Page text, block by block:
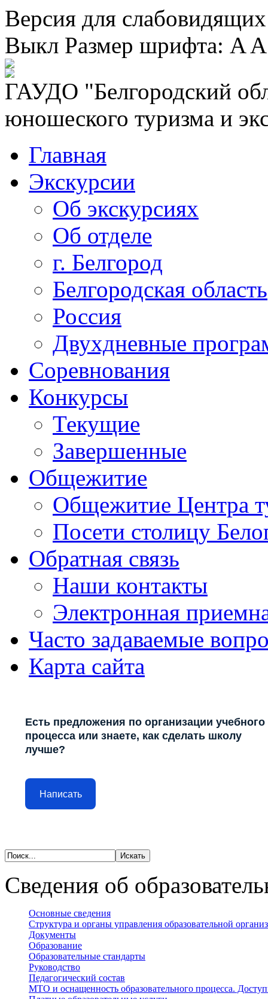
Версия для
Выкл Размер шрифта: A A
ГАУДО "Белгородский
юношеского туризма и
Главная
Экскурсии
Об экскурсиях
Об отделе
г. Белгород
Белгородская область
Россия
Двухдневные
Соревнования
Конкурсы
Текущие
Завершенные
Общежитие
Общежитие Центра
Посети столицу
Обратная связь
Наши контакты
Электронная
Часто задаваемые
Карта сайта
Есть предложения по организации учебного
процесса или знаете, как сделать школу
лучше?
Написать
Сведения об
Основные сведения
Структура и органы управления образовательной
Документы
Образование
Образовательные стандарты
Руководство
Педагогический состав
МТО и оснащенность образовательного процесса.